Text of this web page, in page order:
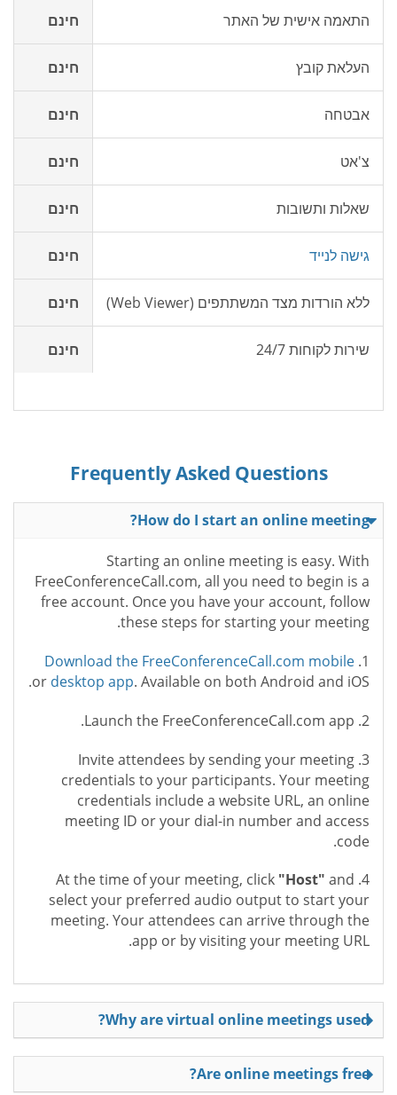
התאמה אישית של האתר חינם
העלאת קובץ חינם
אבטחה חינם
צ'אט חינם
שאלות ותשובות חינם
גישה לנייד חינם
ללא הורדות מצד המשתתפים (Web Viewer) חינם
שירות לקוחות 24/7 חינם
Frequently Asked Questions
How do I start an online meeting?
Starting an online meeting is easy. With
FreeConferenceCall.com, all you need to begin is a
free account. Once you have your account, follow
these steps for starting your meeting.
1.
Download the FreeConferenceCall.com mobile
or desktop app. Available on both Android and iOS.
2. Launch the FreeConferenceCall.com app.
3. Invite attendees by sending your meeting
credentials to your participants. Your meeting
credentials include a website URL, an online
meeting ID or your dial-in number and access
code.
4. At the time of your meeting, click
"Host" and
select your preferred audio output to start your
meeting. Your attendees can arrive through the
app or by visiting your meeting URL.
Why are virtual online meetings used?
Are online meetings free?